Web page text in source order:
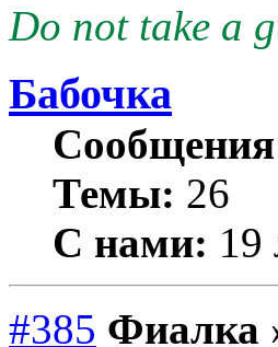
Do not take a
Бабочка
Темы: 26
С нами: 19
#385 Фиалка